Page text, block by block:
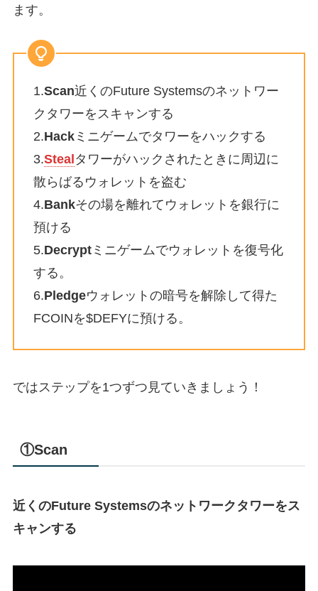
ます。
1.Scan近くのFuture Systemsのネットワー
クタワーをスキャンする
2.Hackミニゲームでタワーをハックする
3.Steal タワーがハックされたときに周辺に
散らばるウォレットを盗む
4.Bankその場を離れてウォレットを銀行に
預ける
5.Decryptミニゲームでウォレットを復号化
する。
6.Pledgeウォレットの暗号を解除して得た
FCOINを$DEFYに預ける。
ではステップを1つずつ見ていきましょう！
①Scan
近くのFuture Systemsのネットワークタワーをス
キャンする